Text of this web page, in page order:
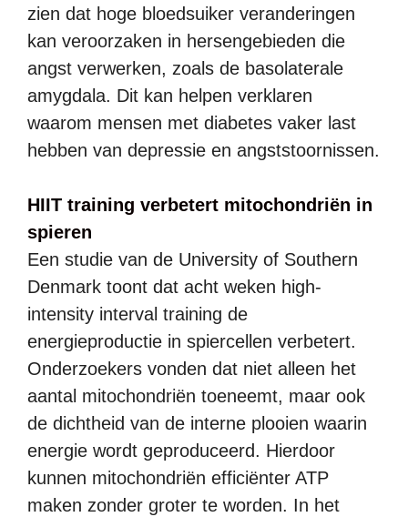
zien dat hoge bloedsuiker veranderingen
kan veroorzaken in hersengebieden die
angst verwerken, zoals de basolaterale
amygdala. Dit kan helpen verklaren
waarom mensen met diabetes vaker last
hebben van depressie en angststoornissen.
HIIT training verbetert mitochondriën in
spieren
Een studie van de University of Southern
Denmark toont dat acht weken high-
intensity interval training de
energieproductie in spiercellen verbetert.
Onderzoekers vonden dat niet alleen het
aantal mitochondriën toeneemt, maar ook
de dichtheid van de interne plooien waarin
energie wordt geproduceerd. Hierdoor
kunnen mitochondriën efficiënter ATP
maken zonder groter te worden. In het